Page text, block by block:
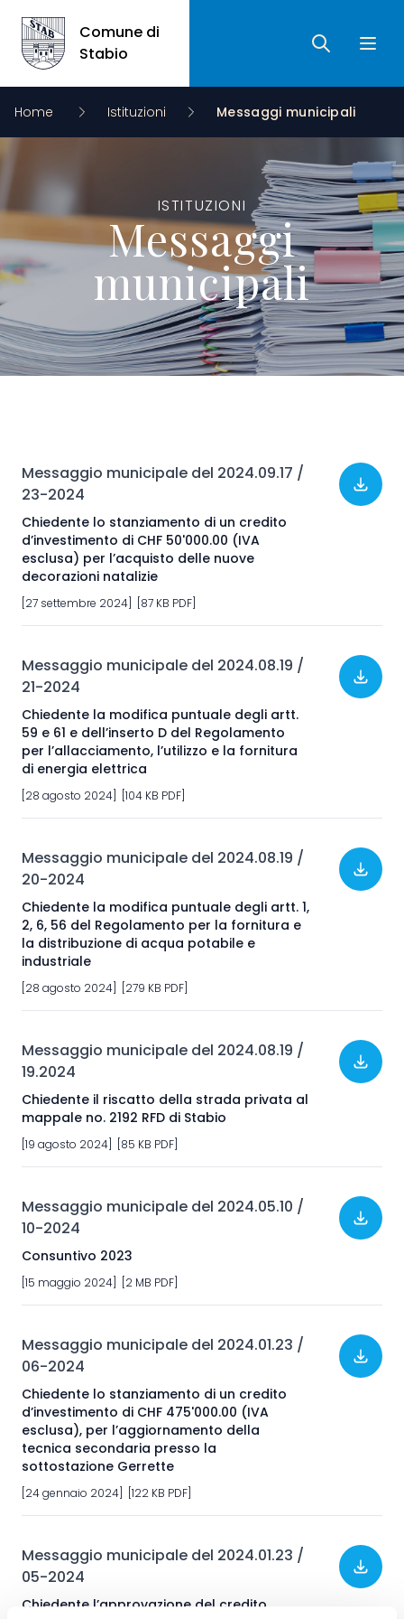
Comune di Stabio
Comune di
Stabio
RicercaApri
Home Istituzioni Messaggi municipali
ISTITUZIONI
Messaggi
municipali
Messaggio municipale del 2024.09.17 /
23-2024
Chiedente lo stanziamento di un credito
d’investimento di CHF 50'000.00 (IVA
esclusa) per l’acquisto delle nuove
decorazioni natalizie
[27 settembre 2024] [87 KB PDF]
Messaggio municipale del 2024.08.19 /
21-2024
Chiedente la modifica puntuale degli artt.
59 e 61 e dell’inserto D del Regolamento
per l’allacciamento, l’utilizzo e la fornitura
di energia elettrica
[28 agosto 2024] [104 KB PDF]
Messaggio municipale del 2024.08.19 /
20-2024
Chiedente la modifica puntuale degli artt. 1,
2, 6, 56 del Regolamento per la fornitura e
la distribuzione di acqua potabile e
industriale
[28 agosto 2024] [279 KB PDF]
Messaggio municipale del 2024.08.19 /
19.2024
Chiedente il riscatto della strada privata al
mappale no. 2192 RFD di Stabio
[19 agosto 2024] [85 KB PDF]
Messaggio municipale del 2024.05.10 /
10-2024
Consuntivo 2023
[15 maggio 2024] [2 MB PDF]
Messaggio municipale del 2024.01.23 /
06-2024
Chiedente lo stanziamento di un credito
d’investimento di CHF 475'000.00 (IVA
esclusa), per l’aggiornamento della
tecnica secondaria presso la
sottostazione Gerrette
[24 gennaio 2024] [122 KB PDF]
Messaggio municipale del 2024.01.23 /
05-2024
Chiedente l’approvazione del credito